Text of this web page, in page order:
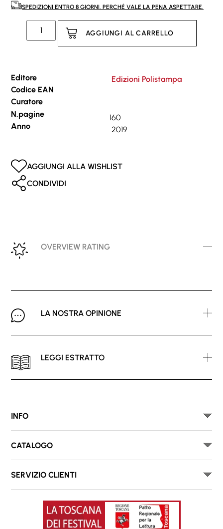
SPEDIZIONI ENTRO 8 GIORNI. PERCHÉ VALE LA PENA ASPETTARE.
AGGIUNGI AL CARRELLO
Editore
Edizioni Polistampa
Codice EAN
Curatore
N.pagine
160
Anno
2019
AGGIUNGI ALLA WISHLIST
CONDIVIDI
OVERVIEW RATING
LA NOSTRA OPINIONE
LEGGI ESTRATTO
INFO
CATALOGO
SERVIZIO CLIENTI